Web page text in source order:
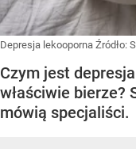
Depresja lekooporna Źródło:
Czym jest
właściwie bierze?
mówią specjaliści.